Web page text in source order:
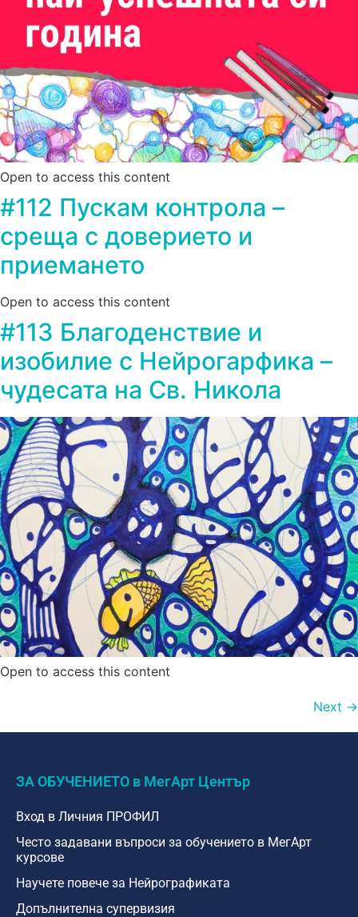
Open to access this content
#112 Пускам контрола –
среща с доверието и
приемането
Open to access this content
#113 Благоденствие и
изобилие с Нейрогарфика –
чудесата на Св. Никола
Open to access this content
Next →
ЗА ОБУЧЕНИЕТО в МегАрт Център
Вход в Личния ПРОФИЛ
Често задавани въпроси за обучението в МегАрт
курсове ​
Научете повече за Нейрографиката​
Допълнителна супервизия